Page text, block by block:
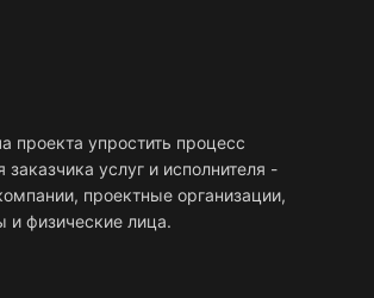
проекта упростить процесс
заказчика услуг и исполнителя -
проектные организации,
и физические лица.